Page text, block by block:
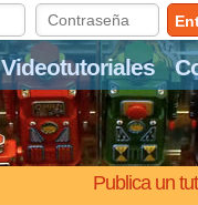
Videotutoriales
Publica un